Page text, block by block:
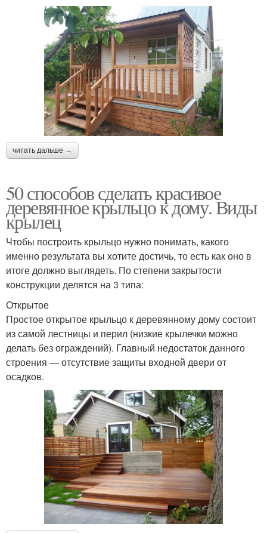
читать дальше →
50 способов сделать красивое
деревянное крыльцо к дому. Виды
крылец
Чтобы построить крыльцо нужно понимать, какого
именно результата вы хотите достичь, то есть как оно в
итоге должно выглядеть. По степени закрытости
конструкции делятся на 3 типа:
Открытое
Простое открытое крыльцо к деревянному дому состоит
из самой лестницы и перил (низкие крылечки можно
делать без ограждений). Главный недостаток данного
строения — отсутствие защиты входной двери от
осадков.